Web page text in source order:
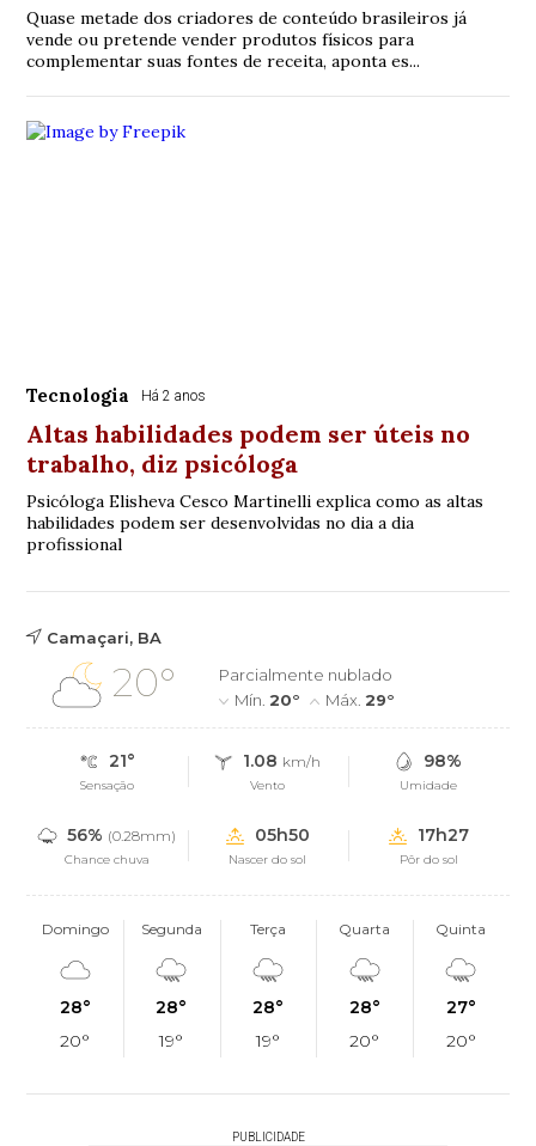
Quase metade dos criadores de conteúdo brasileiros já
vende ou pretende vender produtos físicos para
complementar suas fontes de receita, aponta es...
Tecnologia Há 2 anos
Altas habilidades podem ser úteis no
trabalho, diz psicóloga
Psicóloga Elisheva Cesco Martinelli explica como as altas
habilidades podem ser desenvolvidas no dia a dia
profissional
Camaçari, BA
20°
Parcialmente nublado
Mín.20° Máx.29°
21°
Sensação
1.08 km/h
Vento
98%
Umidade
56% (0.28mm)
Chance chuva
05h50
Nascer do sol
17h27
Pôr do sol
Domingo
28°
20°
Segunda
28°
19°
Terça
28°
19°
Quarta
28°
20°
Quinta
27°
20°
PUBLICIDADE